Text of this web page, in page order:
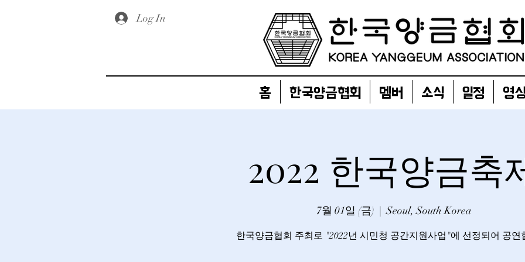
Log In
홈 한국양금협회 멤버 소식 일정 영
2022 한국양금축
7월 01일 (금)
  |
Seoul, South Korea
한국양금협회 주최로 "2022년 시민청 공간지원사업"에 선정되어 공연